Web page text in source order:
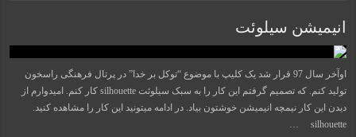
انیمیشن سیلوئت
اوآخر سال 97 قرار شد یک کلیپ با موضوع “توکل بر خدا” در پرتال فرهنگی راسخون
تولید کنم. که تصمیم گرفتم این کار را به سبک سیلوئت silhouette کار کنم. امیدوارم از
دیدن این کار نیمچه انیمیشن خوشتون بیاد. در ادامه میتونید این کار را مشاهده کنید.
silhouette …